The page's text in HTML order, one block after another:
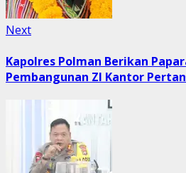
NextNext
Kapolres Polman Berikan
Pembangunan ZI Kantor